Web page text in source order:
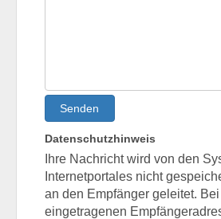
Senden
Datenschutzhinweis
Ihre Nachricht wird von den
Internetportales nicht
an den Empfänger geleitet.
eingetragenen